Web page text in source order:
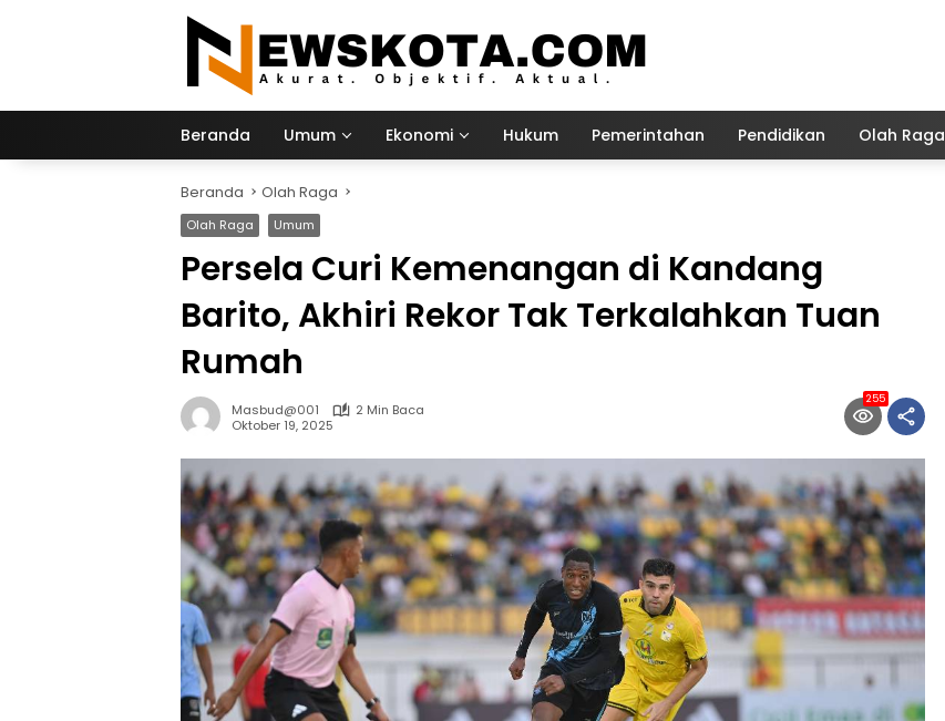
Beranda Umum Ekonomi Hukum Pemerintahan Pendidikan Olah Raga
Beranda Olah Raga
Olah Raga Umum
Persela Curi Kemenangan di Kandang
Barito, Akhiri Rekor Tak Terkalahkan Tuan
Rumah
Masbud@001
2 Min Baca
Oktober 19, 2025
255